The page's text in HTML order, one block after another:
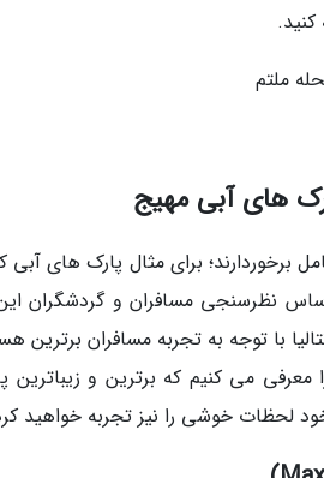
ملتم
های آبی مهیج
برخوردارند؛ برای مثال پارک های
نظرسنجی مسافران و گردشگران
با توجه به تجربه مسافران
معرفی می کنیم که برترین و زیباترین
لحظات خوشی را نیز تجربه خواهید